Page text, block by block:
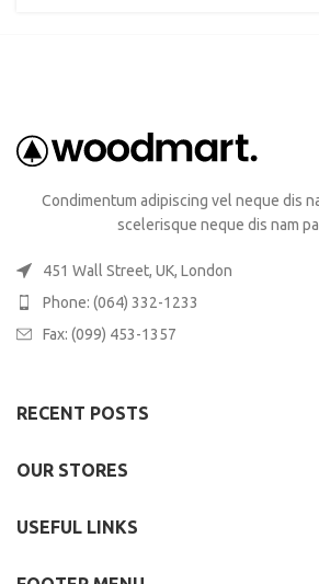
Condimentum adipiscing vel neque dis
scelerisque neque dis nam
451 Wall Street, UK, London
Phone: (064) 332-1233
Fax: (099) 453-1357
RECENT POSTS
OUR STORES
USEFUL LINKS